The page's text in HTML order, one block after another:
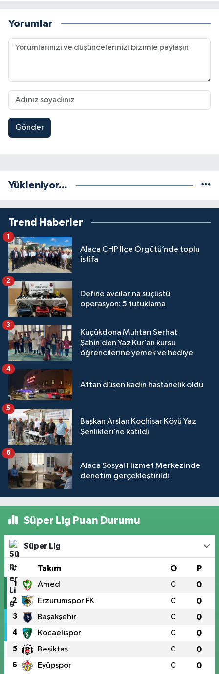
Yorumlar
Gönder
Yükleniyor...
Trend Haberler
Alaca CHP İlçe Örgütü’nde toplu
istifa
1
Define avcılarına suçüstü
operasyon: 5 tutuklama
2
Küçükdona Muhtarı Serhat
Şahin’den Yaz Kur’an kursu
öğrencilerine yemek ve hediye
3
Attan düşen kadın hastanelik oldu
4
Başkan Arslan Koçhisar Köyü Yaz
Şenlikleri’ne katıldı
5
Alaca Sosyal Hizmet Merkezinde
denetim gerçekleştirildi
6
Süper Lig Puan Durumu
Süper Lig
# Takım O P
1 Amed 0 0
2 Erzurumspor FK 0 0
3 Başakşehir 0 0
4 Kocaelispor 0 0
5 Beşiktaş 0 0
6 Eyüpspor 0 0